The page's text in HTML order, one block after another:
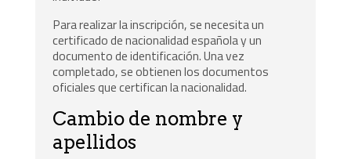
Para realizar la inscripción, se necesita un
certificado de nacionalidad española y un
documento de identificación. Una vez
completado, se obtienen los documentos
oficiales que certifican la nacionalidad.
Cambio de nombre y
apellidos